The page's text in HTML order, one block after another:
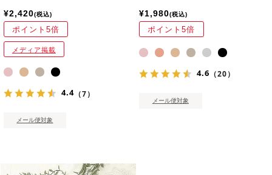
¥2,420 税込
ポイント5倍
メディア掲載
4.4（7）
メール便対象
¥1,980 税込
ポイント5倍
4.6 （20）
メール便対象